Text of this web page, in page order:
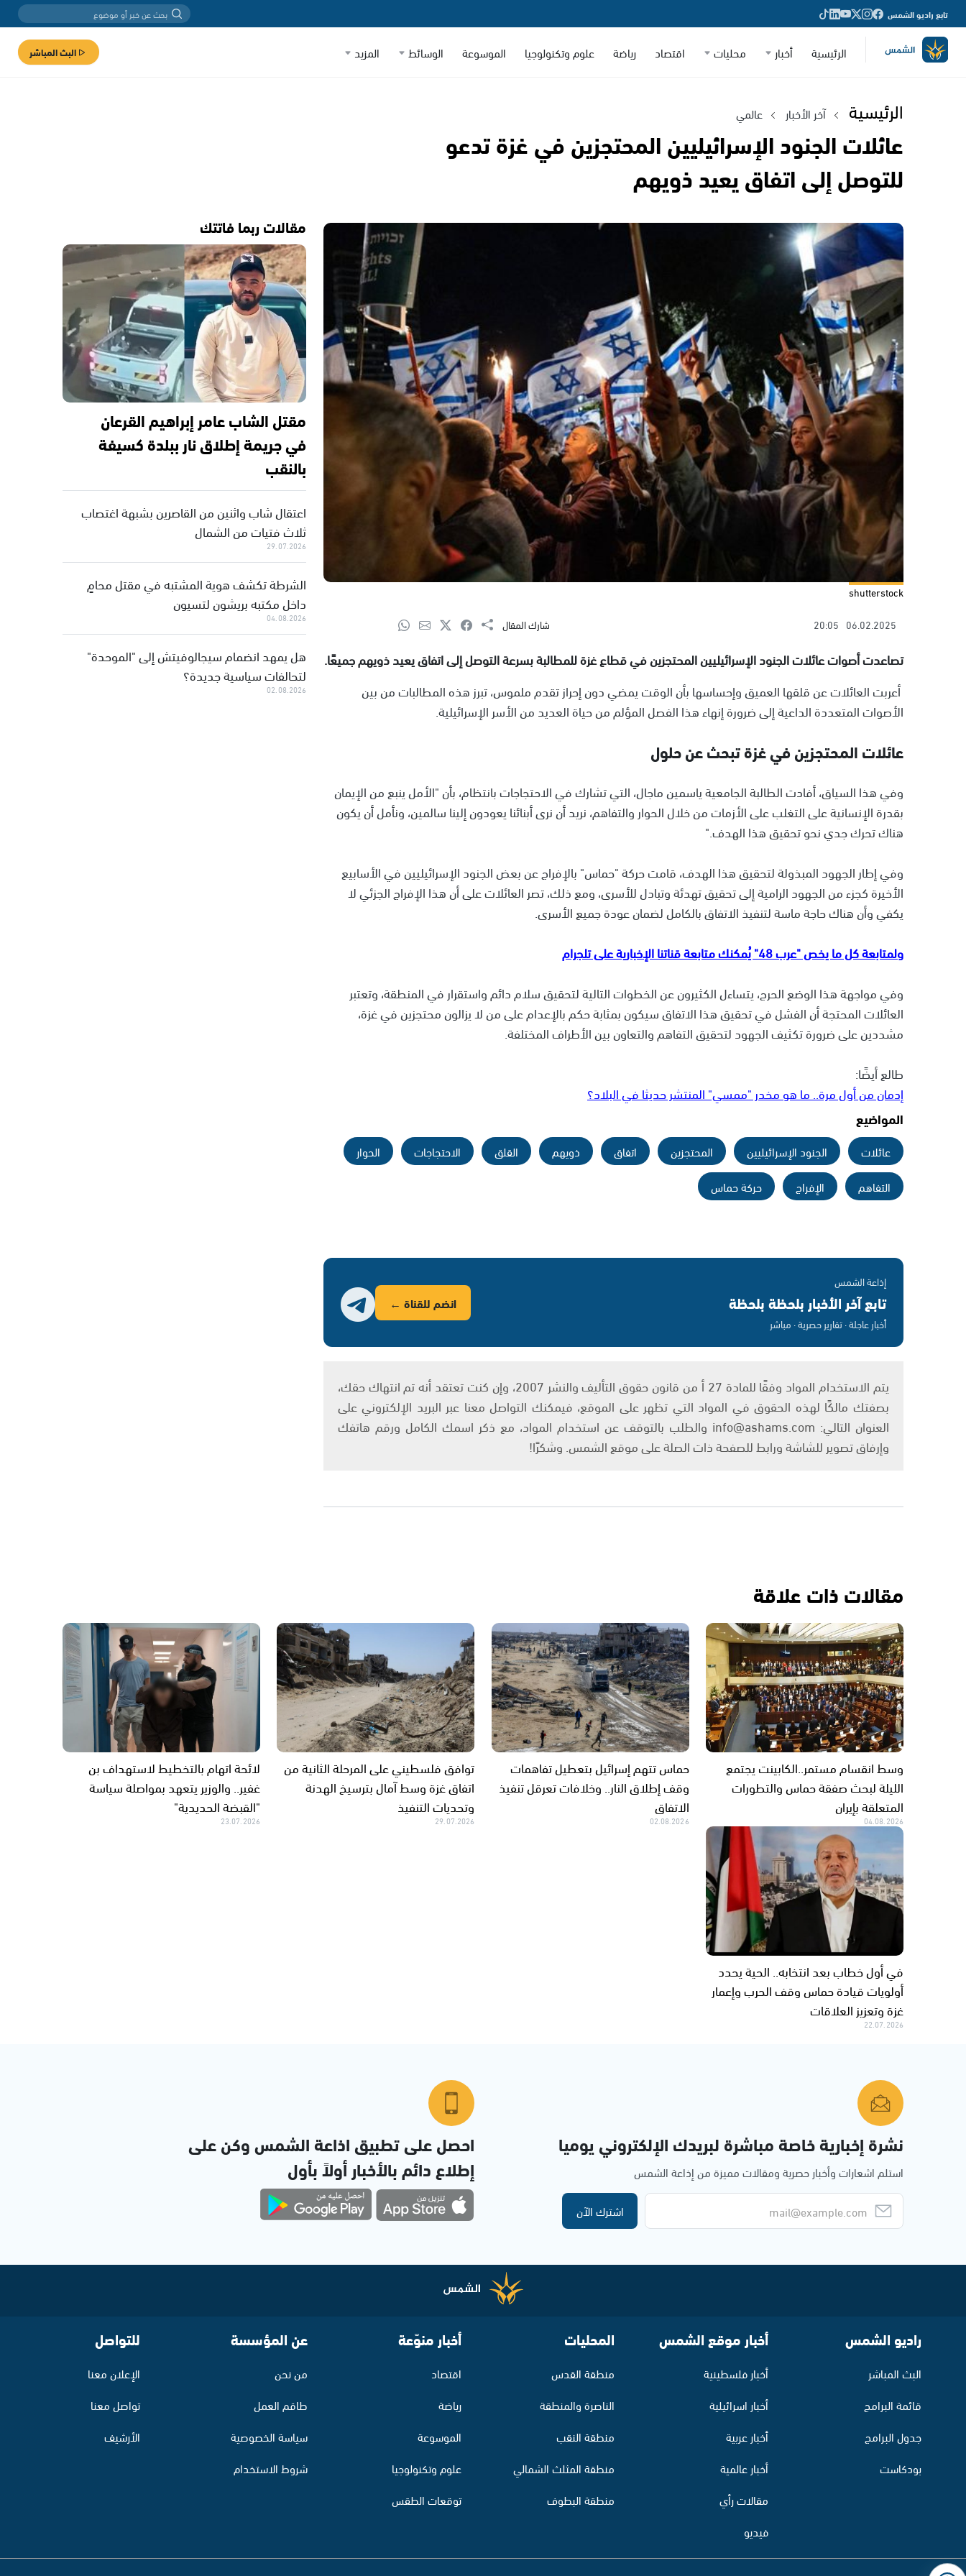
تابع راديو الشمس
الرئيسية أخبار محليات اقتصاد رياضة علوم وتكنولوجيا الموسوعة الوسائط المزيد البث المباشر
الرئيسية آخر الأخبار عالمي
عائلات الجنود الإسرائيليين المحتجزين في غزة تدعو
للتوصل إلى اتفاق يعيد ذويهم
shutterstock
06.02.2025
20:05 شارك المقال
تصاعدت أصوات عائلات الجنود الإسرائيليين المحتجزين في قطاع غزة للمطالبة بسرعة التوصل إلى اتفاق يعيد ذويهم جميعًا.
أعربت العائلات عن قلقها العميق وإحساسها بأن الوقت يمضي دون إحراز تقدم ملموس، تبرز هذه المطالبات من بين
الأصوات المتعددة الداعية إلى ضرورة إنهاء هذا الفصل المؤلم من حياة العديد من الأسر الإسرائيلية.
عائلات المحتجزين في غزة تبحث عن حلول
وفي هذا السياق، أفادت الطالبة الجامعية ياسمين ماجال، التي تشارك في الاحتجاجات بانتظام، بأن "الأمل ينبع من الإيمان
بقدرة الإنسانية على التغلب على الأزمات من خلال الحوار والتفاهم، نريد أن نرى أبنائنا يعودون إلينا سالمين، ونأمل أن يكون
هناك تحرك جدي نحو تحقيق هذا الهدف."
وفي إطار الجهود المبذولة لتحقيق هذا الهدف، قامت حركة "حماس" بالإفراج عن بعض الجنود الإسرائيليين في الأسابيع
الأخيرة كجزء من الجهود الرامية إلى تحقيق تهدئة وتبادل للأسرى، ومع ذلك، تصر العائلات على أن هذا الإفراج الجزئي لا
يكفي وأن هناك حاجة ماسة لتنفيذ الاتفاق بالكامل لضمان عودة جميع الأسرى.
ولمتابعة كل ما يخص "عرب 48" يُمكنك متابعة قناتنا الإخبارية على تلجرام
وفي مواجهة هذا الوضع الحرج، يتساءل الكثيرون عن الخطوات التالية لتحقيق سلام دائم واستقرار في المنطقة، وتعتبر
العائلات المحتجة أن الفشل في تحقيق هذا الاتفاق سيكون بمثابة حكم بالإعدام على من لا يزالون محتجزين في غزة،
مشددين على ضرورة تكثيف الجهود لتحقيق التفاهم والتعاون بين الأطراف المختلفة.
طالع أيضًا:
إدمان من أول مرة.. ما هو مخدر "ممسي" المنتشر حديثا في البلاد؟
المواضيع
عائلات الجنود الإسرائيليين المحتجزين اتفاق ذويهم القلق الاحتجاجات
الحوار
التفاهم
الإفراج حركة حماس
إذاعة الشمس
تابع آخر الأخبار بلحظة بلحظة
أخبار عاجلة · تقارير حصرية · مباشر
انضم للقناة ←
يتم الاستخدام المواد وفقًا للمادة 27 أ من قانون حقوق التأليف والنشر 2007، وإن كنت تعتقد أنه تم انتهاك حقك،
بصفتك مالكًا لهذه الحقوق في المواد التي تظهر على الموقع، فيمكنك التواصل معنا عبر البريد الإلكتروني على
العنوان التالي: info@ashams.com والطلب بالتوقف عن استخدام المواد، مع ذكر اسمك الكامل ورقم هاتفك
وإرفاق تصوير للشاشة ورابط للصفحة ذات الصلة على موقع الشمس. وشكرًا!
مقالات ربما فاتتك
مقتل الشاب عامر إبراهيم القرعان
في جريمة إطلاق نار ببلدة كسيفة
بالنقب
اعتقال شاب واثنين من القاصرين بشبهة اغتصاب
ثلاث فتيات من الشمال
29.07.2026
الشرطة تكشف هوية المشتبه في مقتل محامٍ
داخل مكتبه بريشون لتسيون
04.08.2026
هل يمهد انضمام سيجالوفيتش إلى "الموحدة"
لتحالفات سياسية جديدة؟
02.08.2026
مقالات ذات علاقة
وسط انقسام مستمر..الكابينت يجتمع
الليلة لبحث صفقة حماس والتطورات
المتعلقة بإيران
04.08.2026
حماس تتهم إسرائيل بتعطيل تفاهمات
وقف إطلاق النار.. وخلافات تعرقل تنفيذ
الاتفاق
02.08.2026
توافق فلسطيني على المرحلة الثانية من
اتفاق غزة وسط آمال بترسيخ الهدنة
وتحديات التنفيذ
29.07.2026
لائحة اتهام بالتخطيط لاستهداف بن
غفير.. والوزير يتعهد بمواصلة سياسة
"القبضة الحديدية"
23.07.2026
في أول خطاب بعد انتخابه.. الحية يحدد
أولويات قيادة حماس وقف الحرب وإعمار
غزة وتعزيز العلاقات
22.07.2026
نشرة إخبارية خاصة مباشرة لبريدك الإلكتروني يوميا
استلم اشعارات وأخبار حصرية ومقالات مميزة من إذاعة الشمس
اشترك الآن
احصل على تطبيق اذاعة الشمس وكن على
إطلاع دائم بالأخبار أولاً بأول
راديو الشمس
البث المباشر
قائمة البرامج
جدول البرامج
بودكاست
أخبار موقع الشمس
أخبار فلسطينية
أخبار اسرائيلية
أخبار عربية
أخبار عالمية
مقالات رأي
فيديو
المحليات
منطقة القدس
الناصرة والمنطقة
منطقة النقب
منطقة المثلث الشمالي
منطقة البطوف
أخبار منوّعة
اقتصاد
رياضة
الموسوعة
علوم وتكنولوجيا
توقعات الطقس
عن المؤسسة
من نحن
طاقم العمل
سياسة الخصوصية
شروط الاستخدام
للتواصل
الإعلان معنا
تواصل معنا
الأرشيف